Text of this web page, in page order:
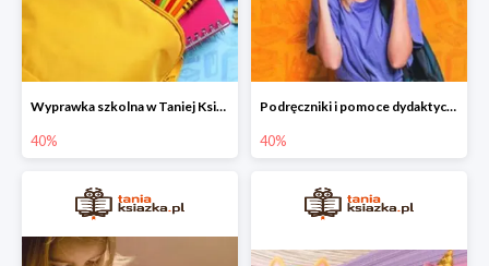
Wyprawka szkolna w Taniej Książce do -40%
40%
Podręczniki i pomoce dydaktyczne w Taniej Książce do -40%
40%